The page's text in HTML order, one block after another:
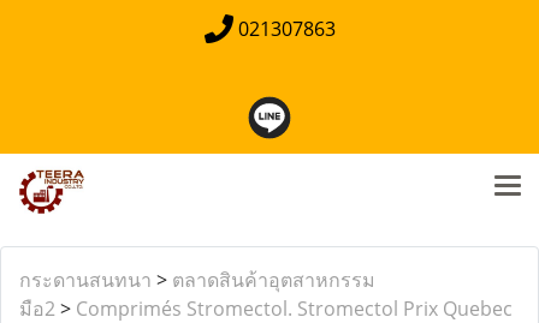
021307863
กระดานสนทนา > ตลาดสินค้าอุตสาหกรรม
มือ2> Comprimés Stromectol. Stromectol Prix Quebec